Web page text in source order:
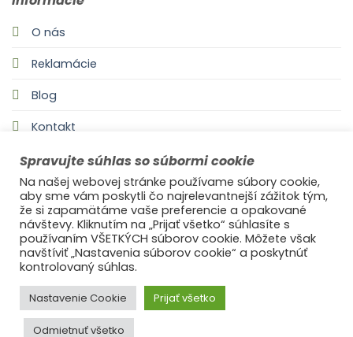
O nás
Reklamácie
Blog
Kontakt
©2021Ufonaut - Webcreation
Spravujte súhlas so súbormi cookie
Na našej webovej stránke používame súbory cookie,
aby sme vám poskytli čo najrelevantnejší zážitok tým,
že si zapamätáme vaše preferencie a opakované
návštevy. Kliknutím na „Prijať všetko“ súhlasíte s
používaním VŠETKÝCH súborov cookie. Môžete však
navštíviť „Nastavenia súborov cookie“ a poskytnúť
kontrolovaný súhlas.
Nastavenie Cookie Prijať všetko
Odmietnuť všetko